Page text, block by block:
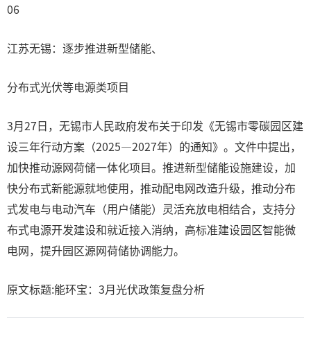
06
江苏无锡：逐步推进新型储能、
分布式光伏等电源类项目
3月27日，无锡市人民政府发布关于印发《无锡市零碳园区建
设三年行动方案（2025—2027年）的通知》。文件中提出，
加快推动源网荷储一体化项目。推进新型储能设施建设，加
快分布式新能源就地使用，推动配电网改造升级，推动分布
式发电与电动汽车（用户储能）灵活充放电相结合，支持分
布式电源开发建设和就近接入消纳，高标准建设园区智能微
电网，提升园区源网荷储协调能力。
原文标题:能环宝：3月光伏政策复盘分析